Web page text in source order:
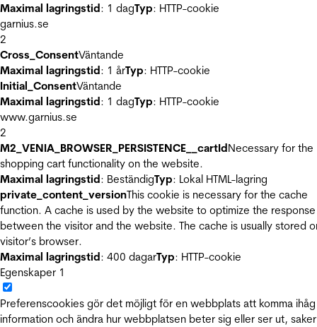
Maximal lagringstid: 1 dagTyp: HTTP-cookie
garnius.se
2
Cross_ConsentVäntande
Maximal lagringstid: 1 årTyp: HTTP-cookie
Initial_ConsentVäntande
Maximal lagringstid: 1 dagTyp: HTTP-cookie
www.garnius.se
2
M2_VENIA_BROWSER_PERSISTENCE__cartIdNecessary for the
shopping cart functionality on the website.
Maximal lagringstid: BeständigTyp: Lokal HTML-lagring
private_content_versionThis cookie is necessary for the cache
function. A cache is used by the website to optimize the
between the visitor and the website. The cache is usually stored
visitor’s browser.
Maximal lagringstid: 400 dagarTyp: HTTP-cookie
Egenskaper 1
Preferenscookies gör det möjligt för en webbplats att komma ihåg
information och ändra hur webbplatsen beter sig eller ser ut,